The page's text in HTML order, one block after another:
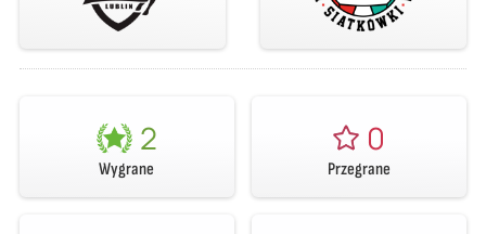
2
Wygrane
0
Przegrane